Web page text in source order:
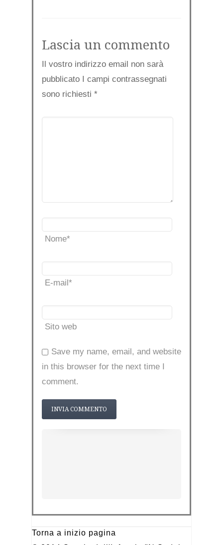
Lascia un commento
Il vostro indirizzo email non sarà
pubblicato I campi contrassegnati
sono richiesti *
Nome*
E-mail*
Sito web
Save my name, email, and website
in this browser for the next time I
comment.
Torna a inizio pagina